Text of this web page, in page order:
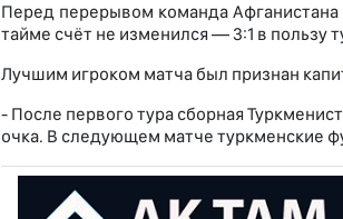
Перед перерывом команда
тайме счёт не изменился — 3:1 в пользу
Лучшим игроком матча был признан
- После первого тура сборная
очка. В следующем матче туркменские